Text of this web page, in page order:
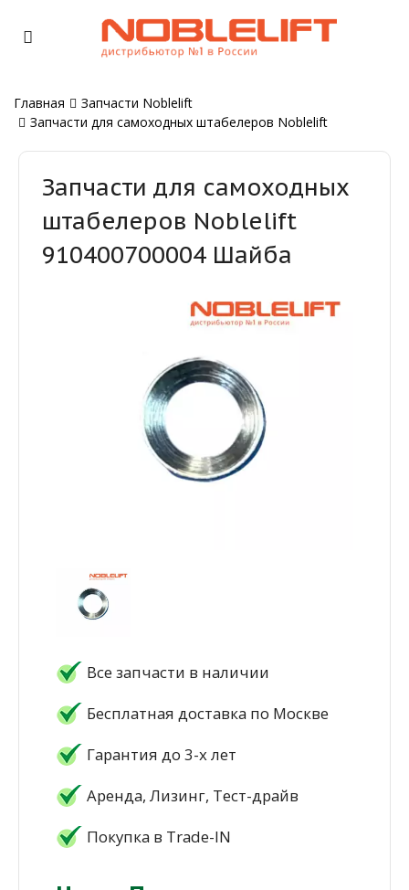
Главная
Запчасти Noblelift
Запчасти для самоходных штабелеров Noblelift
Запчасти для самоходных
штабелеров Noblelift
910400700004 Шайба
Все запчасти в наличии
Бесплатная доставка по Москве
Гарантия до 3-х лет
Аренда, Лизинг, Тест-драйв
Покупка в Trade-IN